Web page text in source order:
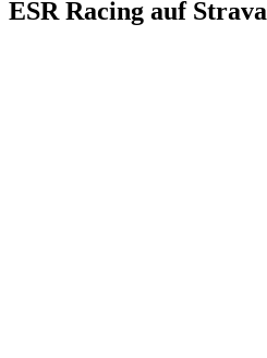
ESR Racing auf Strava